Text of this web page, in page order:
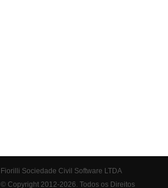
Fiorilli Sociedade Civil Software LTDA
© Copyright 2012-2026. Todos os Direitos